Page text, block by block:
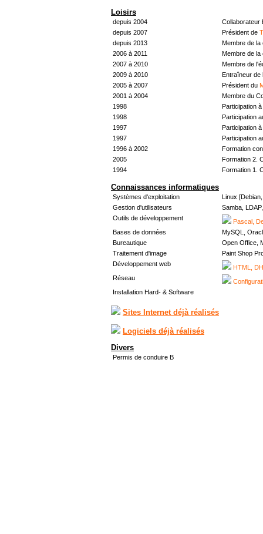
Loisirs
depuis 2004
Collaborateur
depuis 2007
Président de
depuis 2013
Membre de
2006 à 2011
Membre de
2007 à 2010
Membre de
2009 à 2010
Entraîneur de
2005 à 2007
Président du
2001 à 2004
Membre du
1998
Participation à
1998
Participation
1997
Participation à
1997
Participation
1996 à 2002
Formation
2005
Formation 2.
1994
Formation 1.
Connaissances informatiques
Systèmes d'exploitation
Linux
Gestion d'utilisateurs
Samba,
Outils de développement
Pascal,
Bases de données
MySQL,
Bureautique
Open Office,
Traitement d'image
Paint Shop
Développement web
HTML,
Réseau
Installation Hard- & Software
Sites Internet déjà réalisés
Logiciels déjà réalisés
Divers
Permis de conduire B